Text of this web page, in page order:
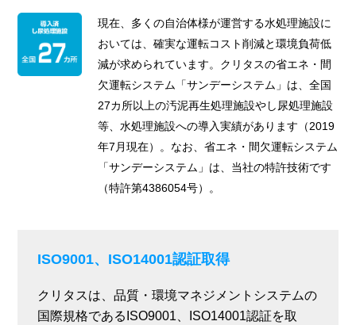
現在、多くの自治体様が運営する水処理施設に
おいては、確実な運転コスト削減と環境負荷低
減が求められています。クリタスの省エネ・間
欠運転システム「サンデーシステム」は、全国
27カ所以上の汚泥再生処理施設やし尿処理施設
等、水処理施設への導入実績があります（2019
年7月現在）。なお、省エネ・間欠運転システム
「サンデーシステム」は、当社の特許技術です
（特許第4386054号）。
ISO9001、ISO14001認証取得
クリタスは、品質・環境マネジメントシステムの
国際規格であるISO9001、ISO14001認証を取